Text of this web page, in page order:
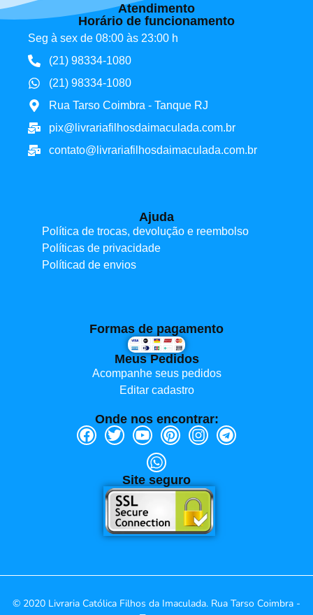
Atendimento
Horário de funcionamento
Seg à sex de 08:00 às 23:00 h
(21) 98334-1080
(21) 98334-1080
Rua Tarso Coimbra - Tanque RJ
pix@livrariafilhosdaimaculada.com.br
contato@livrariafilhosdaimaculada.com.br
Ajuda
Política de trocas, devolução e reembolso
Políticas de privacidade
Políticad de envios
Formas de pagamento
Meus Pedidos
Acompanhe seus pedidos
Editar cadastro
Onde nos encontrar:
Site seguro
© 2020 Livraria Católica Filhos da Imaculada. Rua Tarso Coimbra -